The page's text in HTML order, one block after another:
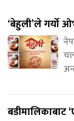
‘बेहुली’ले गर्यो